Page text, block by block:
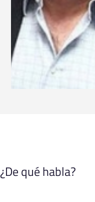
¿De qué habla?